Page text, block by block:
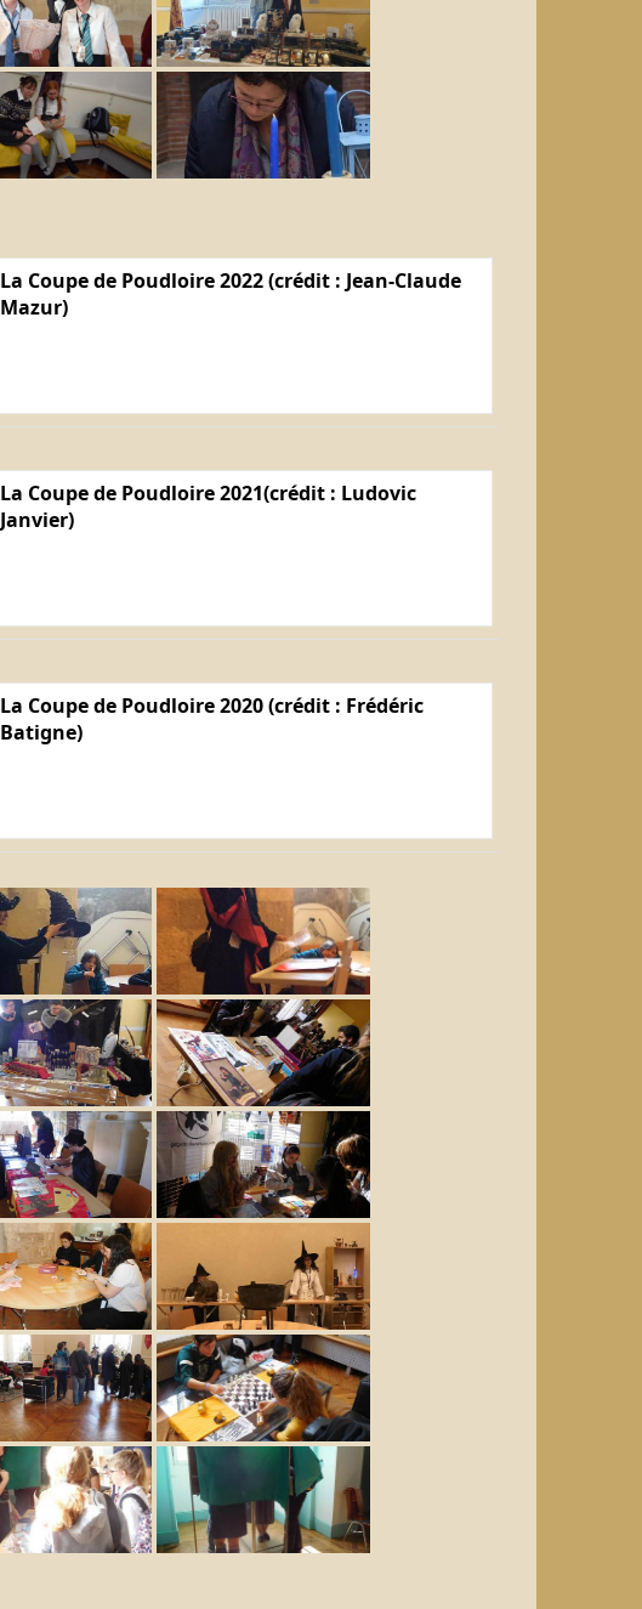
La Coupe de Poudloire 2022 (crédit : Jean-Claude
Mazur)
La Coupe de Poudloire 2021(crédit : Ludovic
Janvier)
La Coupe de Poudloire 2020 (crédit : Frédéric
Batigne)